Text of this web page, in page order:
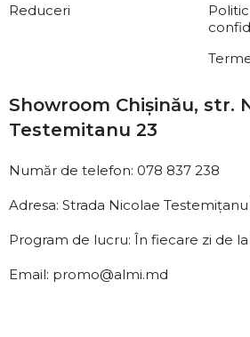
Reduceri
Showroom Chișinău, str.
Testemitanu 23
Număr de telefon: 078 837 238
Adresa: Strada Nicolae Testemițanu
Program de lucru: În fiecare zi de la
Email: promo@almi.md